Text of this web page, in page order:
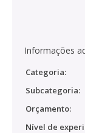
Informações
Categoria:
Subcategoria:
Orçamento:
Nível de